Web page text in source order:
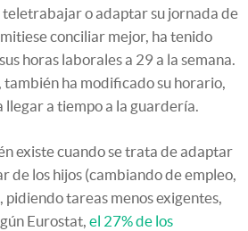
teletrabajar o adaptar su jornada de
conciliar mejor, ha tenido
horas laborales a 29 a la semana.
también ha modificado su horario,
llegar a tiempo a la guardería.
existe cuando se trata de adaptar
de los hijos (cambiando de empleo,
tareas menos exigentes,
Eurostat, el 27% de los